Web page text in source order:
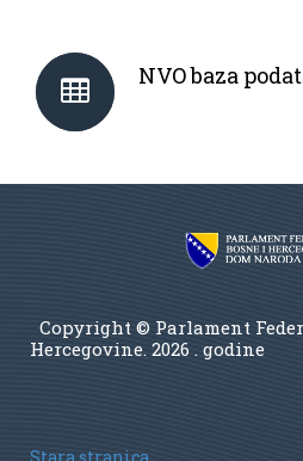
NVO baza
Copyright © Parlament
Hercegovine. 2026 . godine